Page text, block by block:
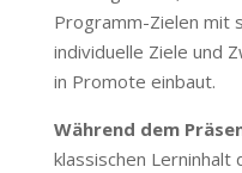
Programm-Zielen mit
individuelle Ziele und
in Promote einbaut.
Während dem
klassischen Lerninhalt